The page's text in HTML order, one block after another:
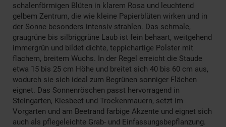
schalenförmigen Blüten in klarem Rosa und leuchtend
gelbem Zentrum, die wie kleine Papierblüten wirken und in
der Sonne besonders intensiv strahlen. Das schmale,
graugrüne bis silbriggrüne Laub ist fein behaart, weitgehend
immergrün und bildet dichte, teppichartige Polster mit
flachem, breitem Wuchs. In der Regel erreicht die Staude
etwa 15 bis 25 cm Höhe und breitet sich 40 bis 60 cm aus,
wodurch sie sich ideal zum Begrünen sonniger Flächen
eignet. Das Sonnenröschen passt hervorragend in
Steingarten, Kiesbeet und Trockenmauern, setzt im
Vorgarten und am Beetrand farbige Akzente und eignet sich
auch als pflegeleichte Grab- und Einfassungsbepflanzung.